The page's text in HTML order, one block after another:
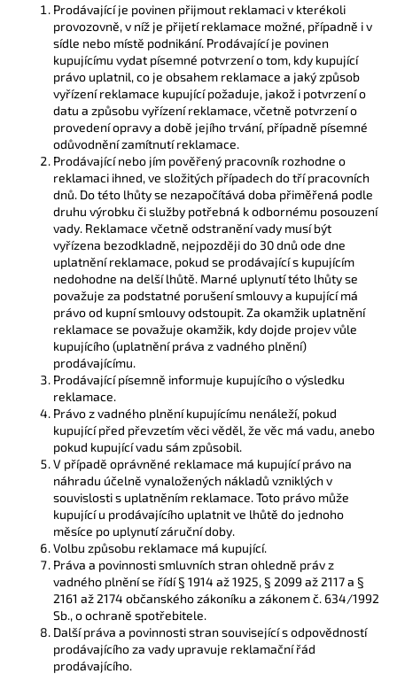
Prodávající je povinen přijmout reklamaci v kterékoli
provozovně, v níž je přijetí reklamace možné, případně i v
sídle nebo místě podnikání. Prodávající je povinen
kupujícímu vydat písemné potvrzení o tom, kdy kupující
právo uplatnil, co je obsahem reklamace a jaký způsob
vyřízení reklamace kupující požaduje, jakož i potvrzení o
datu a způsobu vyřízení reklamace, včetně potvrzení o
provedení opravy a době jejího trvání, případně písemné
odůvodnění zamítnutí reklamace.
Prodávající nebo jím pověřený pracovník rozhodne o
reklamaci ihned, ve složitých případech do tří pracovních
dnů. Do této lhůty se nezapočítává doba přiměřená podle
druhu výrobku či služby potřebná k odbornému posouzení
vady. Reklamace včetně odstranění vady musí být
vyřízena bezodkladně, nejpozději do 30 dnů ode dne
uplatnění reklamace, pokud se prodávající s kupujícím
nedohodne na delší lhůtě. Marné uplynutí této lhůty se
považuje za podstatné porušení smlouvy a kupující má
právo od kupní smlouvy odstoupit. Za okamžik uplatnění
reklamace se považuje okamžik, kdy dojde projev vůle
kupujícího (uplatnění práva z vadného plnění)
prodávajícímu.
Prodávající písemně informuje kupujícího o výsledku
reklamace.
Právo z vadného plnění kupujícímu nenáleží, pokud
kupující před převzetím věci věděl, že věc má vadu, anebo
pokud kupující vadu sám způsobil.
V případě oprávněné reklamace má kupující právo na
náhradu účelně vynaložených nákladů vzniklých v
souvislosti s uplatněním reklamace. Toto právo může
kupující u prodávajícího uplatnit ve lhůtě do jednoho
měsíce po uplynutí záruční doby.
Volbu způsobu reklamace má kupující.
Práva a povinnosti smluvních stran ohledně práv z
vadného plnění se řídí § 1914 až 1925, § 2099 až 2117 a §
2161 až 2174 občanského zákoníku a zákonem č. 634/1992
Sb., o ochraně spotřebitele.
Další práva a povinnosti stran související s odpovědností
prodávajícího za vady upravuje reklamační řád
prodávajícího.